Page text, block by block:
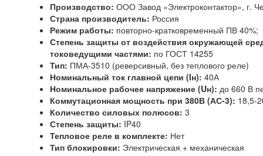
Производство: ООО Завод «Электроконтактор», г.
Страна производитель: Россия
Режим работы: повторно-кратковременный ПВ 40%;
Степень защиты от воздействия окружающей
токоведущими частями: по ГОСТ 14255
Тип: ПМА-3510 (реверсивный, без теплового реле)
Номинальный ток главной цепи (Iн): 40А
Номинальное рабочее напряжение (Uн): до 660 В
Коммутационная мощность при 380В (АС-3): 18,5-
Количество силовых полюсов: 3
Степень защиты: IP40
Тепловое реле в комплекте: Нет
Тип блокировки: Электрическая + механическая